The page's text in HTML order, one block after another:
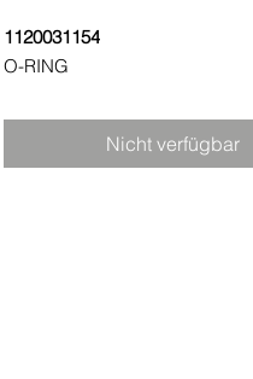
1120031154
O-RING
Nicht verfügbar